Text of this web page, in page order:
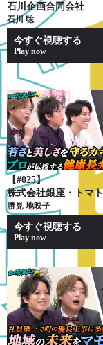
石川企画合同会社
石川 聡
今すぐ視聴する
Play now
【#025】
株式会社銀座・トマト
勝見 地映子
今すぐ視聴する
Play now